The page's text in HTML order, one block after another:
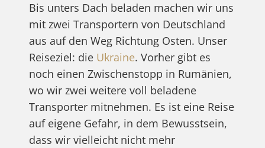
Bis unters Dach beladen machen wir uns
mit zwei Transportern von Deutschland
aus auf den Weg Richtung Osten. Unser
Reiseziel: die Ukraine. Vorher gibt es
noch einen Zwischenstopp in Rumänien,
wo wir zwei weitere voll beladene
Transporter mitnehmen. Es ist eine Reise
auf eigene Gefahr, in dem Bewusstsein,
dass wir vielleicht nicht mehr